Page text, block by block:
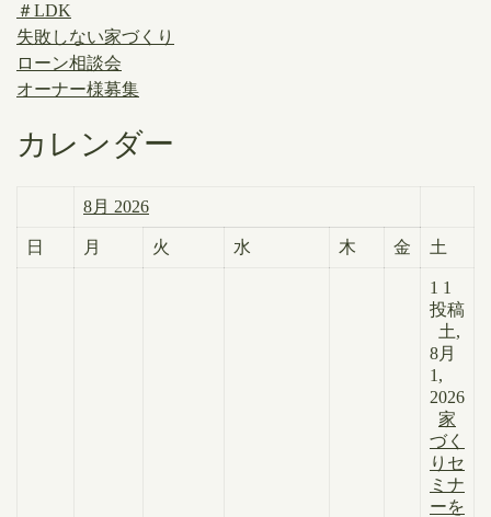
＃LDK
失敗しない家づくり
ローン相談会
オーナー様募集
カレンダー
8月 2026
日 月 火 水 木 金 土
1 1
投稿
土,
8月
1,
2026
家
づく
りセ
ミナ
ーを